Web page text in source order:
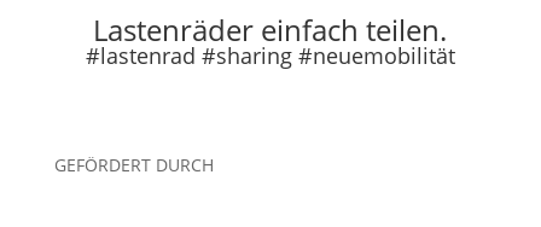
Lastenräder einfach teilen.
#lastenrad #sharing #neuemobilität
GEFÖRDERT DURCH